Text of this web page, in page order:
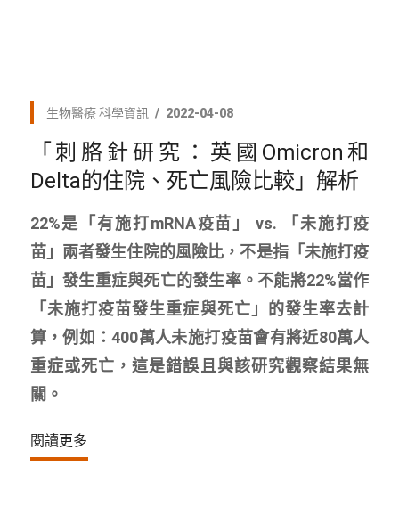
生物醫療 科學資訊 2022-04-08
「刺胳針研究：英國Omicron和
Delta的住院、死亡風險比較」解析
22%是「有施打mRNA疫苗」 vs. 「未施打疫
苗」兩者發生住院的風險比，不是指「未施打疫
苗」發生重症與死亡的發生率。不能將22%當作
「未施打疫苗發生重症與死亡」的發生率去計
算，例如：400萬人未施打疫苗會有將近80萬人
重症或死亡，這是錯誤且與該研究觀察結果無
關。
閱讀更多